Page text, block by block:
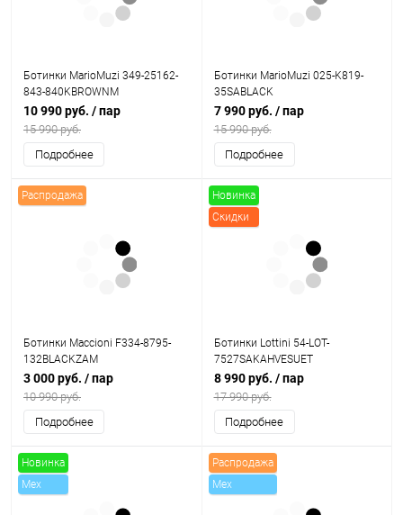
Ботинки MarioMuzi 349-25162-
843-840KBROWNM
10 990 руб. / пар
15 990 руб.
Подробнее
Ботинки MarioMuzi 025-K819-
35SABLACK
7 990 руб. / пар
15 990 руб.
Подробнее
Распродажа
Ботинки Maccioni F334-8795-
132BLACKZAM
3 000 руб. / пар
10 990 руб.
Подробнее
Новинка
Скидки
Ботинки Lottini 54-LOT-
7527SAKAHVESUET
8 990 руб. / пар
17 990 руб.
Подробнее
Новинка
Mex
Распродажа
Mex